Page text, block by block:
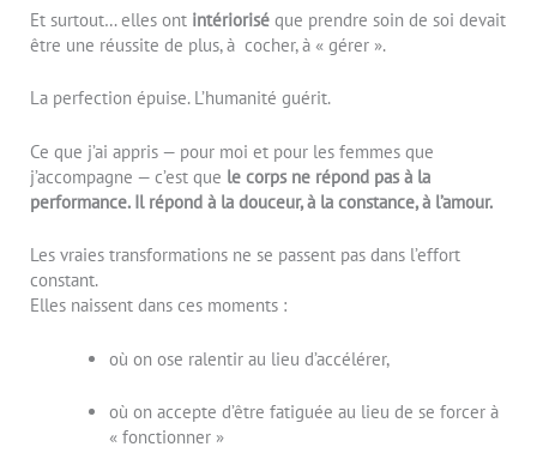
Et surtout… elles ont intériorisé que prendre soin de soi devait
être une réussite de plus, à cocher, à « gérer ».
La perfection épuise. L’humanité guérit.
Ce que j’ai appris — pour moi et pour les femmes que
j’accompagne — c’est que le corps ne répond pas à la
performance. Il répond à la douceur, à la constance, à l’amour.
Les vraies transformations ne se passent pas dans l’effort
constant.
Elles naissent dans ces moments :
où on ose ralentir au lieu d’accélérer,
où on accepte d’être fatiguée au lieu de se forcer à
« fonctionner »